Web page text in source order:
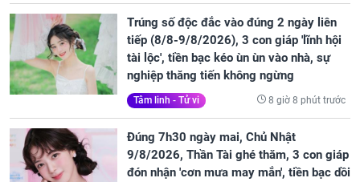
Trúng số độc đắc vào đúng 2 ngày liên
tiếp (8/8-9/8/2026), 3 con giáp 'lĩnh hội
tài lộc', tiền bạc kéo ùn ùn vào nhà, sự
nghiệp thăng tiến không ngừng
Tâm linh - Tử vi 8 giờ 8 phút trước
Đúng 7h30 ngày mai, Chủ Nhật
9/8/2026, Thần Tài ghé thăm, 3 con giáp
đón nhận 'cơn mưa may mắn', tiền bạc dồi